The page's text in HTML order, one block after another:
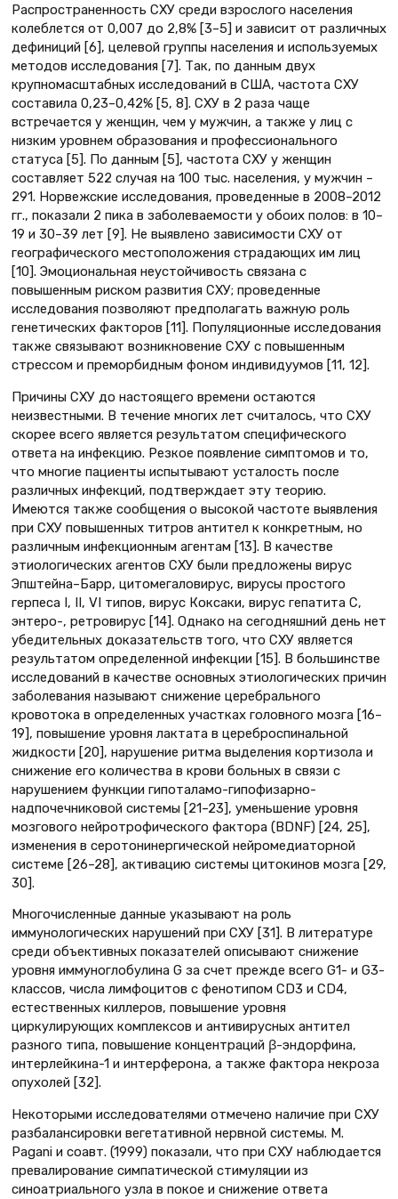
Распространенность СХУ среди взрослого населения
колеблется от 0,007 до 2,8% [3–5] и зависит от различных
дефиниций [6], целевой группы населения и используемых
методов исследования [7]. Так, по данным двух
крупномасштабных исследований в США, частота СХУ
составила 0,23–0,42% [5, 8]. СХУ в 2 раза чаще
встречается у женщин, чем у мужчин, а также у лиц с
низким уровнем образования и профессионального
статуса [5]. По данным [5], частота СХУ у женщин
составляет 522 случая на 100 тыс. населения, у мужчин –
291. Норвежские исследования, проведенные в 2008–2012
гг., показали 2 пика в заболеваемости у обоих полов: в 10–
19 и 30–39 лет [9]. Не выявлено зависимости СХУ от
географического местоположения страдающих им лиц
[10]. Эмоциональная неустойчивость связана с
повышенным риском развития СХУ; проведенные
исследования позволяют предполагать важную роль
генетических факторов [11]. Популяционные исследования
также связывают возникновение СХУ с повышенным
стрессом и преморбидным фоном индивидуумов [11, 12].
Причины СХУ до настоящего времени остаются
неизвестными. В течение многих лет считалось, что СХУ
скорее всего является результатом специфического
ответа на инфекцию. Резкое появление симптомов и то,
что многие пациенты испытывают усталость после
различных инфекций, подтверждает эту теорию.
Имеются также сообщения о высокой частоте выявления
при СХУ повышенных титров антител к конкретным, но
различным инфекционным агентам [13]. В качестве
этиологических агентов СХУ были предложены вирус
Эпштейна–Барр, цитомегаловирус, вирусы простого
герпеса I, II, VI типов, вирус Коксаки, вирус гепатита С,
энтеро-, ретровирус [14]. Однако на сегодняшний день нет
убедительных доказательств того, что СХУ является
результатом определенной инфекции [15]. В большинстве
исследований в качестве основных этиологических причин
заболевания называют снижение церебрального
кровотока в определенных участках головного мозга [16–
19], повышение уровня лактата в цереброспинальной
жидкости [20], нарушение ритма выделения кортизола и
снижение его количества в крови больных в связи с
нарушением функции гипоталамо-гипофизарно-
надпочечниковой системы [21–23], уменьшение уровня
мозгового нейротрофического фактора (BDNF) [24, 25],
изменения в серотонинергической нейромедиаторной
системе [26–28], активацию системы цитокинов мозга [29,
30].
Многочисленные данные указывают на роль
иммунологических нарушений при СХУ [31]. В литературе
среди объективных показателей описывают снижение
уровня иммуноглобулина G за счет прежде всего G1- и G3-
классов, числа лимфоцитов с фенотипом CD3 и CD4,
естественных киллеров, повышение уровня
циркулирующих комплексов и антивирусных антител
разного типа, повышение концентраций β-эндорфина,
интерлейкина-1 и интерферона, а также фактора некроза
опухолей [32].
Некоторыми исследователями отмечено наличие при СХУ
разбалансировки вегетативной нервной системы. M.
Pagani и соавт. (1999) показали, что при СХУ наблюдается
превалирование симпатической стимуляции из
синоатриального узла в покое и снижение ответа